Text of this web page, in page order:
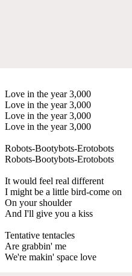
Love in the year 3,000
Love in the year 3,000
Love in the year 3,000
Love in the year 3,000
Robots-Bootybots-Erotobots
Robots-Bootybots-Erotobots
It would feel real different
I might be a little bird-come on
On your shoulder
And I'll give you a kiss
Tentative tentacles
Are grabbin' me
We're makin' space love